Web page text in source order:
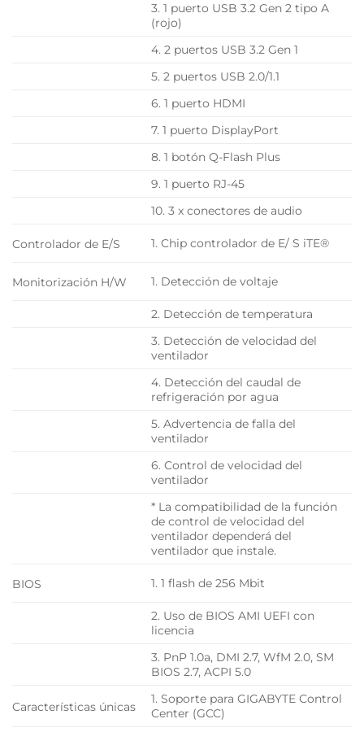
3. 1 puerto USB 3.2 Gen 2 tipo A
(rojo)
4. 2 puertos USB 3.2 Gen 1
5. 2 puertos USB 2.0/1.1
6. 1 puerto HDMI
7. 1 puerto DisplayPort
8. 1 botón Q-Flash Plus
9. 1 puerto RJ-45
10. 3 x conectores de audio
Controlador de E/S 1. Chip controlador de E/ S iTE®
Monitorización H/W 1. Detección de voltaje
2. Detección de temperatura
3. Detección de velocidad del
ventilador
4. Detección del caudal de
refrigeración por agua
5. Advertencia de falla del
ventilador
6. Control de velocidad del
ventilador
* La compatibilidad de la función
de control de velocidad del
ventilador dependerá del
ventilador que instale.
BIOS 1. 1 flash de 256 Mbit
2. Uso de BIOS AMI UEFI con
licencia
3. PnP 1.0a, DMI 2.7, WfM 2.0, SM
BIOS 2.7, ACPI 5.0
Características únicas
1. Soporte para GIGABYTE Control
Center (GCC)